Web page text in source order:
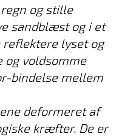
og stille
sandblæst og i et
reflektere lyset og
og voldsomme
bindelse mellem
deformeret af
kræfter. De er